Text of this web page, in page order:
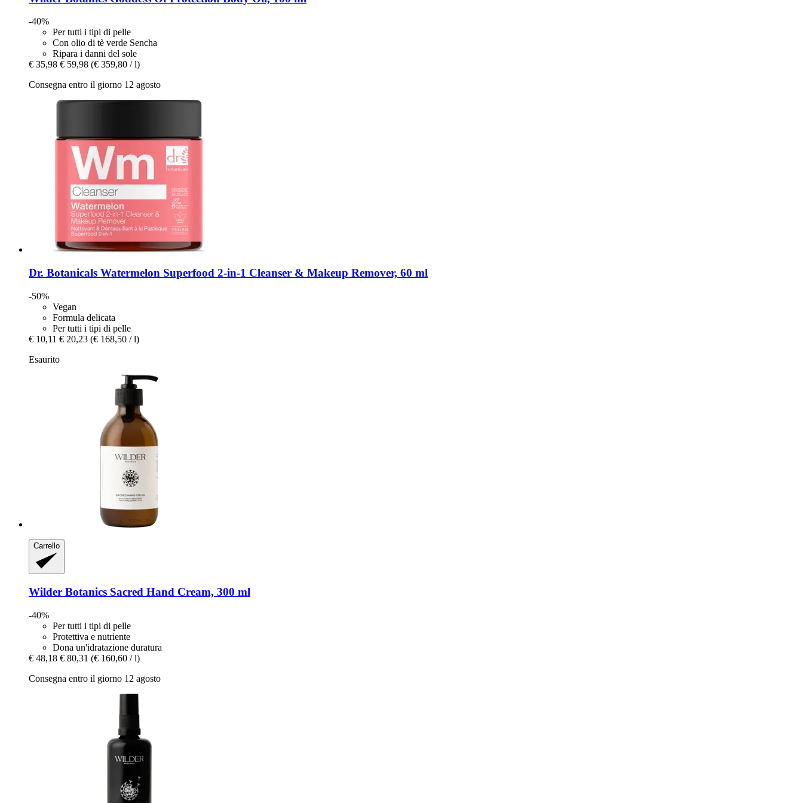
-40%
Per tutti i tipi di pelle
Con olio di tè verde Sencha
Ripara i danni del sole
€ 35,98 € 59,98 (€ 359,80 / l)
Consegna entro il giorno 12 agosto
Dr. Botanicals Watermelon Superfood 2-​in-​1 Cleanser & Makeup Remover, 60 ml
-50%
Vegan
Formula delicata
Per tutti i tipi di pelle
€ 10,11 € 20,23 (€ 168,50 / l)
Esaurito
Carrello
Wilder Botanics Sacred Hand Cream, 300 ml
-40%
Per tutti i tipi di pelle
Protettiva e nutriente
Dona un'idratazione duratura
€ 48,18 € 80,31 (€ 160,60 / l)
Consegna entro il giorno 12 agosto